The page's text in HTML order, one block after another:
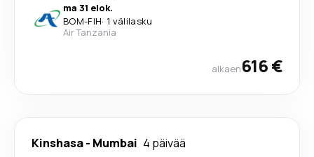
ma 31 elok.
BOM-FIH· 1 välilasku
Air Tanzania
alkaen616 €
Kinshasa- Mumbai 4 päivää